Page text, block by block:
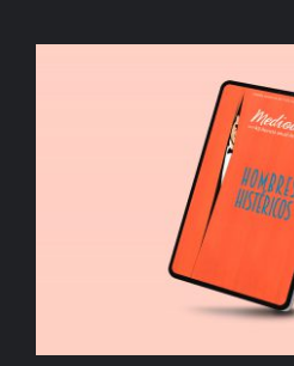
AÑADIR AL CARRITO